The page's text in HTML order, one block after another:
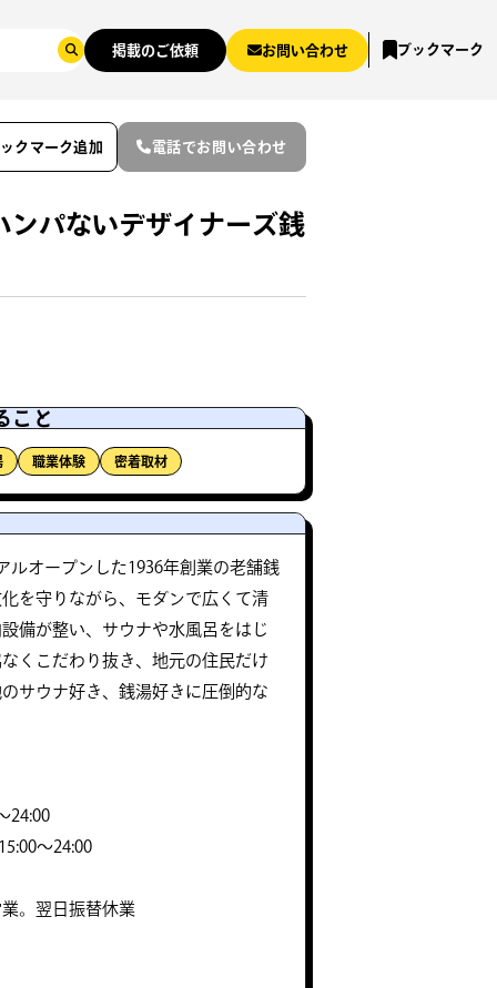
掲載のご依頼 お問い合わせ ブックマーク
ンパないデザイナーズ銭
こと
職業体験 密着取材
ルオープンした1936年創業の老舗銭
を守りながら、モダンで広くて清
備が整い、サウナや水風呂をはじ
くこだわり抜き、地元の住民だけ
サウナ好き、銭湯好きに圧倒的な
24:00
～24:00
。翌日振替休業
クマーク追加 電話でお問い合わせ